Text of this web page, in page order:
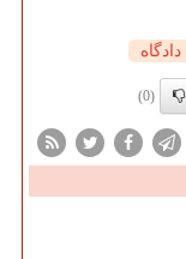
دادگاه
(0)